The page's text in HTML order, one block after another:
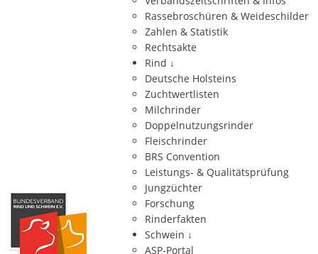
Rassebroschüren & Weideschilder
Zahlen & Statistik
Rechtsakte
Rind ↓
Deutsche Holsteins
Zuchtwertlisten
Milchrinder
Doppelnutzungsrinder
Fleischrinder
BRS Convention
Leistungs- & Qualitätsprüfung
Jungzüchter
Forschung
Rinderfakten
Schwein ↓
ASP-Portal